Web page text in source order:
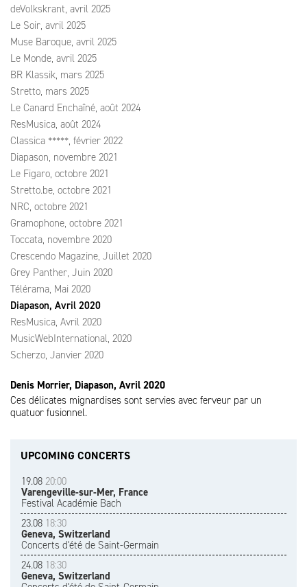
deVolkskrant, avril 2025
Le Soir, avril 2025
Muse Baroque, avril 2025
Le Monde, avril 2025
BR Klassik, mars 2025
Stretto, mars 2025
Le Canard Enchaîné, août 2024
ResMusica, août 2024
Classica *****, février 2022
Diapason, novembre 2021
Le Figaro, octobre 2021
Stretto.be, octobre 2021
NRC, octobre 2021
Gramophone, octobre 2021
Toccata, novembre 2020
Crescendo Magazine, Juillet 2020
Grey Panther, Juin 2020
Télérama, Mai 2020
Diapason, Avril 2020
ResMusica, Avril 2020
MusicWebInternational, 2020
Scherzo, Janvier 2020
Denis Morrier, Diapason, Avril 2020
Ces délicates mignardises sont servies avec ferveur par un
quatuor fusionnel.
UPCOMING CONCERTS
19.08 20:00
Varengeville-sur-Mer, France
Festival Académie Bach
23.08 18:30
Geneva, Switzerland
Concerts d'été de Saint-Germain
24.08 18:30
Geneva, Switzerland